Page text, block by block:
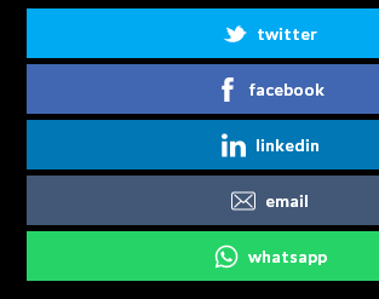
twitter
facebook
linkedin
email
whatsapp